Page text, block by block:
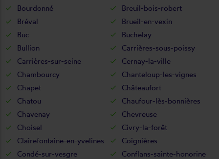
Bourdonné
Breuil-bois-robert
Bréval
Brueil-en-vexin
Buc
Buchelay
Bullion
Carrières-sous-poissy
Carrières-sur-seine
Cernay-la-ville
Chambourcy
Chanteloup-les-vignes
Chapet
Châteaufort
Chatou
Chaufour-lès-bonnières
Chavenay
Chevreuse
Choisel
Civry-la-forêt
Clairefontaine-en-yvelines
Coignières
Condé-sur-vesgre
Conflans-sainte-honorine